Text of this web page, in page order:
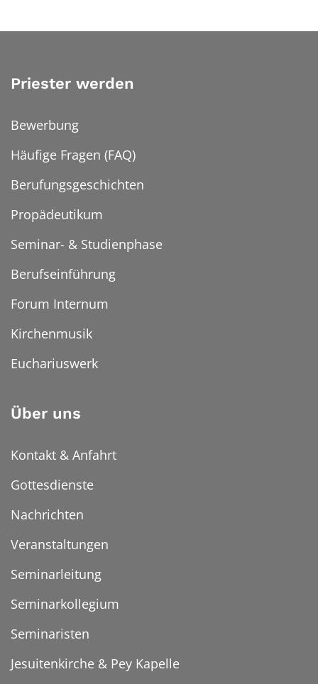
Priester werden
Bewerbung
Häufige Fragen (FAQ)
Berufungsgeschichten
Propädeutikum
Seminar- & Studienphase
Berufseinführung
Forum Internum
Kirchenmusik
Euchariuswerk
Über uns
Kontakt & Anfahrt
Gottesdienste
Nachrichten
Veranstaltungen
Seminarleitung
Seminarkollegium
Seminaristen
Jesuitenkirche & Pey Kapelle